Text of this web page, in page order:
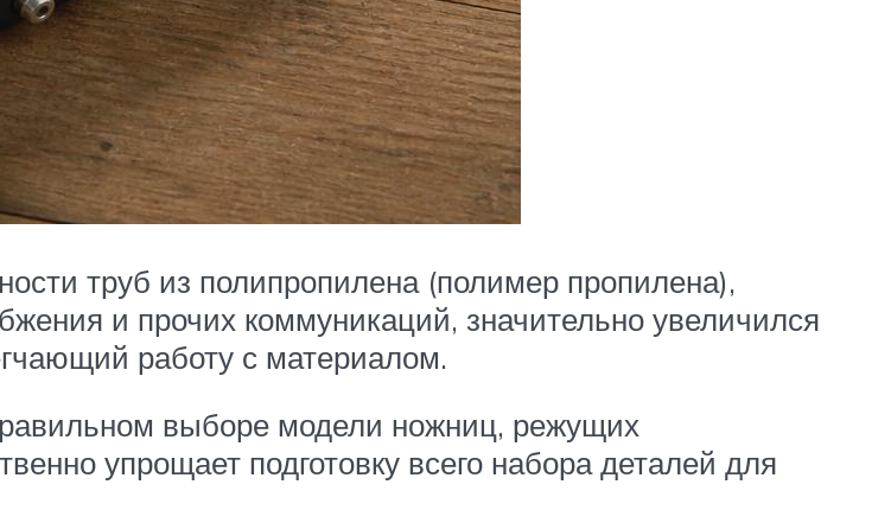
труб из полипропилена (полимер пропилена),
и прочих коммуникаций, значительно увеличился
работу с материалом.
выборе модели ножниц, режущих
упрощает подготовку всего набора деталей для